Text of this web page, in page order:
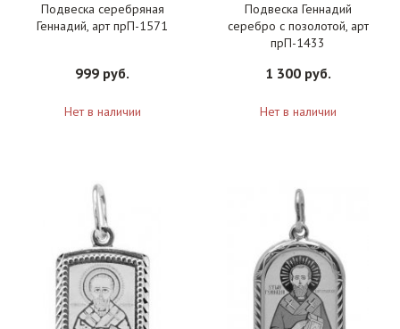
Подвеска серебряная
Геннадий, арт прП-1571
999 руб.
Нет в наличии
Подвеска Геннадий
серебро с позолотой, арт
прП-1433
1 300 руб.
Нет в наличии